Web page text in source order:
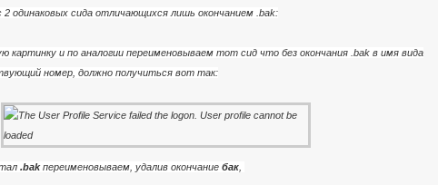
2 одинаковых сида отличающихся лишь окончанием .bak:
и по аналогии переименовываем тот сид что без окончания .bak в имя вида
номер, должно получиться вот так:
.bakпереименовываем, удалив окончание бак